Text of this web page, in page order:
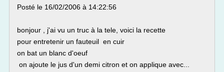
Posté le 16/02/2006 à 14:22:56
bonjour , j'ai vu un truc à la tele, voici la recette
pour entretenir un fauteuil en cuir
on bat un blanc d'oeuf
on ajoute le jus d'un demi citron et on applique avec...